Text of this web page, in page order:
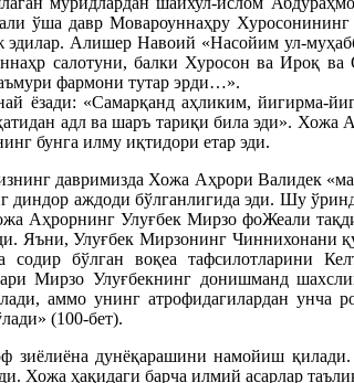
ўша давр Мовароуннаҳру
Алишер Навоий «Насойим ул-
салотуни, балки Хуросон ва Ироқ
фармони тутар эрди…».
ёзади: «Самарқанд аҳликим, йигирма-
адл ва шаръ тариқи била эди». Хожа
бунга илму иқтидори етар эди.
давримизда Хожа Аҳрори Валидек
диндор аждоди бўлганлигида эди. Шу
Аҳрорнинг Улуғбек Мирзо фоЖеали
Яъни, Улуғбек Мирзонинг Чиннихонани
бўлган воқеа тафсилотларини
Мирзо Улуғбекнинг донишманд ша
аммо унинг атрофидагилардан унча
(100-бет).
дунёқарашини намойиш
Хожа ҳақидаги барча илмий асарлар